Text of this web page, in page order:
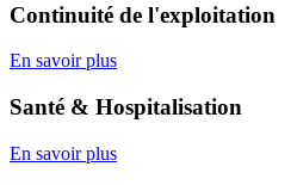
Continuité de l'exploitation
En savoir plus
Santé & Hospitalisation
En savoir plus